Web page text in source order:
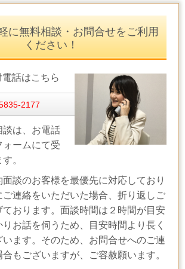
に無料相談・お問合せをご利用
ください！
話はこちら
2177
談は、お電話
ォームにて受
。
談のお客様を最優先に対応しており
ご連絡をいただいた場合、折り返しご
おります。面談時間は２時間が目安
お話を伺うため、目安時間より長く
います。そのため、お問合せへのご連
もございますが、ご容赦願います。